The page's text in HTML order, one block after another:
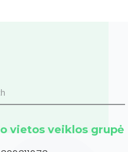
vietos veiklos grupė